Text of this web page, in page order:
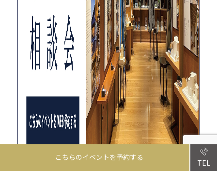
こちらのイベントを予約する
TEL